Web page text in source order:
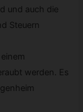
und auch die
Steuern
werden. Es